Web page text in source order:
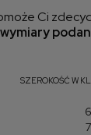
Ci
SZEROKOŚĆ W